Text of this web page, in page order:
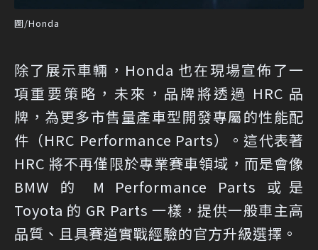
圖/Honda
除了展示車輛，Honda 也在現場宣佈了一
項重要策略，未來，品牌將透過 HRC 品
牌，為更多市售量產車型開發專屬的性能配
件（HRC Performance Parts）。這代表著
HRC 將不再僅限於專業賽車領域，而是會像
BMW 的 M Performance Parts 或是
Toyota 的 GR Parts 一樣，提供一般車主高
品質、且具賽道實戰經驗的官方升級選擇。